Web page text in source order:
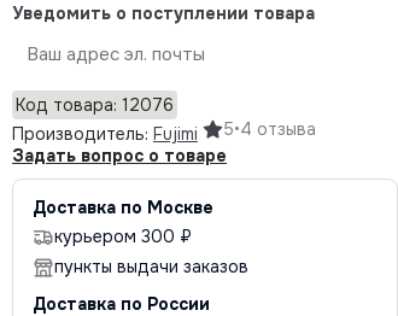
Уведомить о поступлении товара
Код товара: 12076
Производитель: Fujimi 5•4 отзыва
Задать вопрос о товаре
Доставка по Москве
курьером 300 ₽
пункты выдачи заказов
Доставка по России